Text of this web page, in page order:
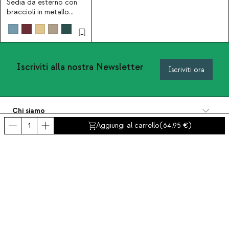
Aggiungi al carrello(64,95 )
Sedia da esterno con
braccioli in metallo
Tavo
Iscriviti alla nostra Newsletter Iscriviti ora
Chi siamo
Categorie
Contatto e aiuto